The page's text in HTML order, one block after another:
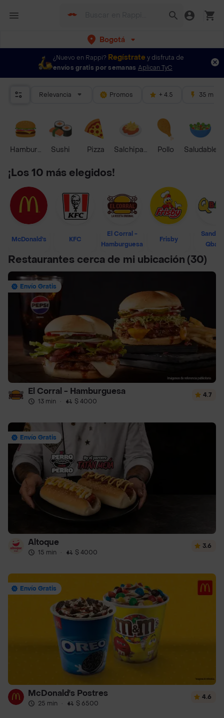
Bogotá
¿Nuevo en Rappi? Regístrate y disfruta de
envíos gratis por semanas Aplican TyC
Relevancia Promos + 4.5 35 mins
HamburguesaSushi Pizza Salchipapas Pollo Saludable
¡Los 10 más elegidos!
McDonald's KFC
El Corral -
Hamburguesa
Frisby
Restaurantes cerca de mi ubicación (30)
Envío Gratis
El Corral - Hamburguesa
13 min · $ 4000
4.7
Envío Gratis
Altoque
15 min · $ 4000
3.6
Envío Gratis
McDonald's Postres
25 min · $ 6500
4.6